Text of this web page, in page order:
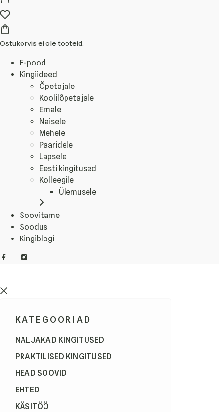
Ostukorvis ei ole tooteid.
E-pood
Kingiideed
Õpetajale
Koolilõpetajale
Emale
Naisele
Mehele
Paaridele
Lapsele
Eesti kingitused
Kolleegile
Ülemusele
Soovitame
Soodus
Kingiblogi
KATEGOORIAD
NALJAKAD KINGITUSED
PRAKTILISED KINGITUSED
HEAD SOOVID
EHTED
KÄSITÖÖ